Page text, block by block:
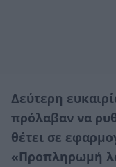
Δεύτερη
πρόλαβαν να
θέτει σε
«Προπληρωμή